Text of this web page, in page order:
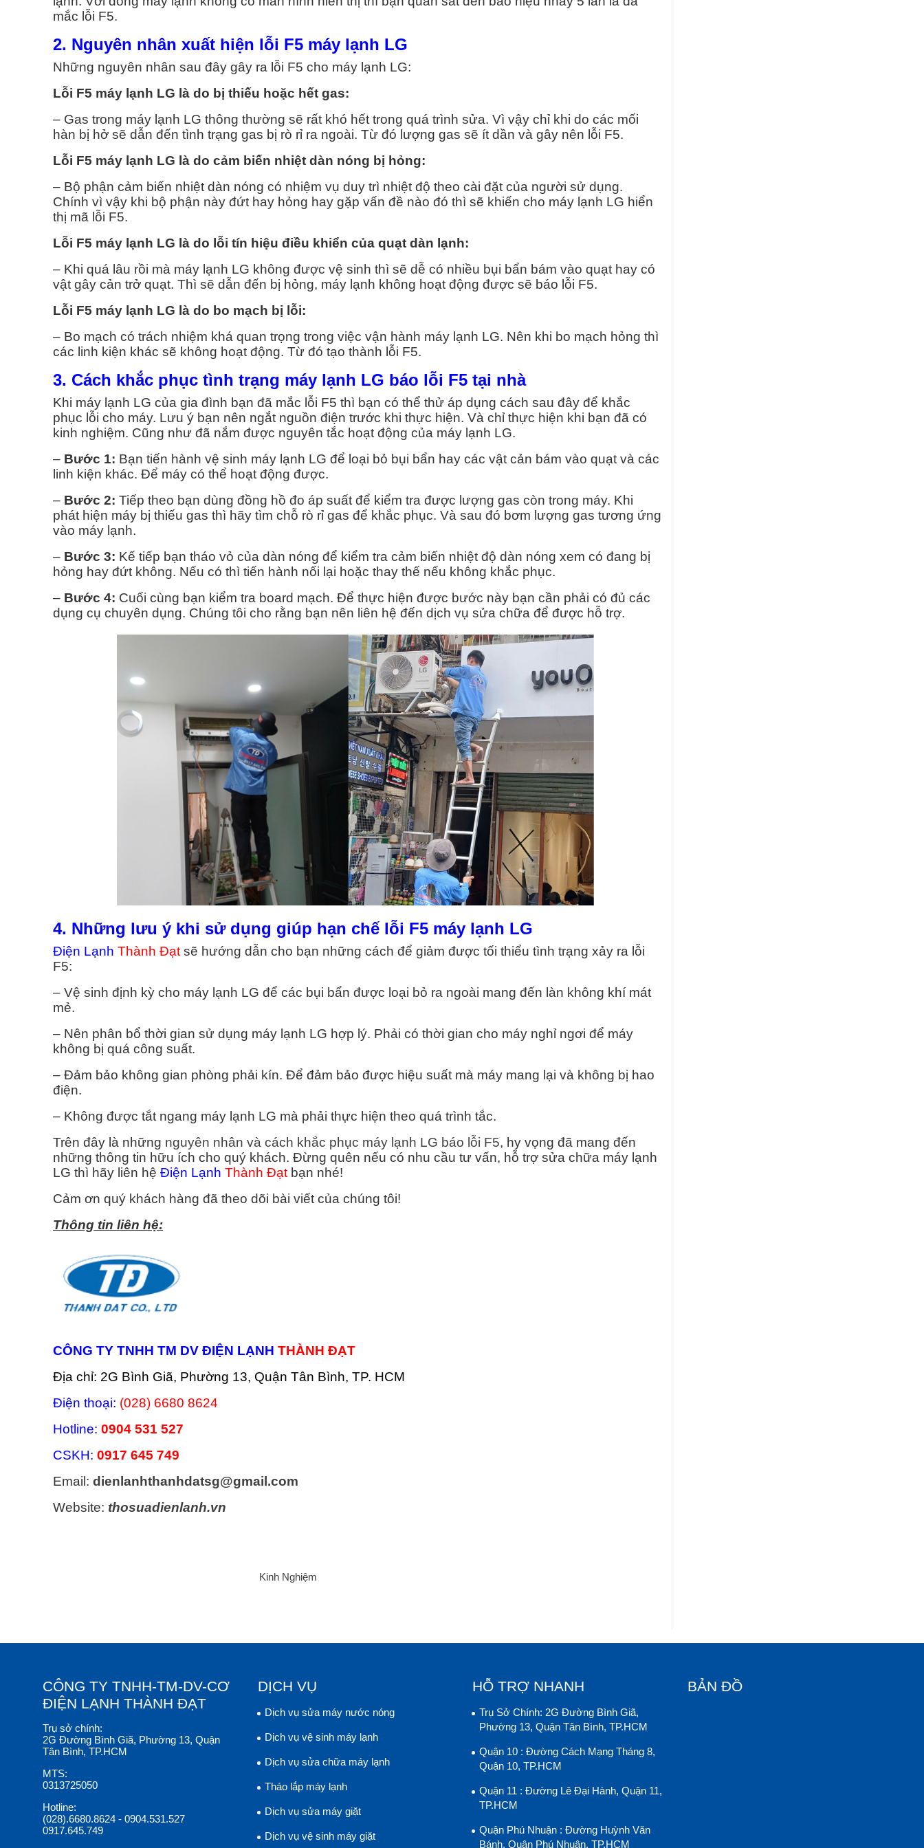
mắc lỗi F5.
2. Nguyên nhân xuất hiện lỗi F5 máy lạnh LG
Những nguyên nhân sau đây gây ra lỗi F5 cho máy lạnh LG:
Lỗi F5 máy lạnh LG là do bị thiếu hoặc hết gas:
– Gas trong máy lạnh LG thông thường sẽ rất khó hết trong quá trình sửa. Vì vậy chỉ khi do các mối
hàn bị hở sẽ dẫn đến tình trạng gas bị rò rỉ ra ngoài. Từ đó lượng gas sẽ ít dần và gây nên lỗi F5.
Lỗi F5 máy lạnh LG là do cảm biến nhiệt dàn nóng bị hỏng:
– Bộ phận cảm biến nhiệt dàn nóng có nhiệm vụ duy trì nhiệt độ theo cài đặt của người sử dụng.
Chính vì vậy khi bộ phận này đứt hay hỏng hay gặp vấn đề nào đó thì sẽ khiến cho máy lạnh LG hiển
thị mã lỗi F5.
Lỗi F5 máy lạnh LG là do lỗi tín hiệu điều khiển của quạt dàn lạnh:
– Khi quá lâu rồi mà máy lạnh LG không được vệ sinh thì sẽ dễ có nhiều bụi bẩn bám vào quạt hay có
vật gây cản trở quạt. Thì sẽ dẫn đến bị hỏng, máy lạnh không hoạt động được sẽ báo lỗi F5.
Lỗi F5 máy lạnh LG là do bo mạch bị lỗi:
– Bo mạch có trách nhiệm khá quan trọng trong việc vận hành máy lạnh LG. Nên khi bo mạch hỏng thì
các linh kiện khác sẽ không hoạt động. Từ đó tạo thành lỗi F5.
3. Cách khắc phục tình trạng máy lạnh LG báo lỗi F5 tại nhà
Khi máy lạnh LG của gia đình bạn đã mắc lỗi F5 thì bạn có thể thử áp dụng cách sau đây để khắc
phục lỗi cho máy. Lưu ý bạn nên ngắt nguồn điện trước khi thực hiện. Và chỉ thực hiện khi bạn đã có
kinh nghiệm. Cũng như đã nắm được nguyên tắc hoạt động của máy lạnh LG.
– Bước 1: Bạn tiến hành vệ sinh máy lạnh LG để loại bỏ bụi bẩn hay các vật cản bám vào quạt và các
linh kiện khác. Để máy có thể hoạt động được.
– Bước 2: Tiếp theo bạn dùng đồng hồ đo áp suất để kiểm tra được lượng gas còn trong máy. Khi
phát hiện máy bị thiếu gas thì hãy tìm chỗ rò rỉ gas để khắc phục. Và sau đó bơm lượng gas tương ứng
vào máy lạnh.
– Bước 3: Kế tiếp bạn tháo vỏ của dàn nóng để kiểm tra cảm biến nhiệt độ dàn nóng xem có đang bị
hỏng hay đứt không. Nếu có thì tiến hành nối lại hoặc thay thế nếu không khắc phục.
– Bước 4: Cuối cùng bạn kiểm tra board mạch. Để thực hiện được bước này bạn cần phải có đủ các
dụng cụ chuyên dụng. Chúng tôi cho rằng bạn nên liên hệ đến dịch vụ sửa chữa để được hỗ trợ.
4. Những lưu ý khi sử dụng giúp hạn chế lỗi F5 máy lạnh LG
Điện Lạnh Thành Đạt sẽ hướng dẫn cho bạn những cách để giảm được tối thiểu tình trạng xảy ra lỗi
F5:
– Vệ sinh định kỳ cho máy lạnh LG để các bụi bẩn được loại bỏ ra ngoài mang đến làn không khí mát
mẻ.
– Nên phân bổ thời gian sử dụng máy lạnh LG hợp lý. Phải có thời gian cho máy nghỉ ngơi để máy
không bị quá công suất.
– Đảm bảo không gian phòng phải kín. Để đảm bảo được hiệu suất mà máy mang lại và không bị hao
điện.
– Không được tắt ngang máy lạnh LG mà phải thực hiện theo quá trình tắc.
Trên đây là những nguyên nhân và cách khắc phục máy lạnh LG báo lỗi F5, hy vọng đã mang đến
những thông tin hữu ích cho quý khách. Đừng quên nếu có nhu cầu tư vấn, hỗ trợ sửa chữa máy lạnh
LG thì hãy liên hệ Điện Lạnh Thành Đạt bạn nhé!
Cảm ơn quý khách hàng đã theo dõi bài viết của chúng tôi!
Thông tin liên hệ:
CÔNG TY TNHH TM DV ĐIỆN LẠNH THÀNH ĐẠT
Địa chỉ: 2G Bình Giã, Phường 13, Quận Tân Bình, TP. HCM
Điện thoại: (028) 6680 8624
Hotline: 0904 531 527
CSKH: 0917 645 749
Email: dienlanhthanhdatsg@gmail.com
Website: thosuadienlanh.vn
Kinh Nghiệm
CÔNG TY TNHH-TM-DV-CƠ
ĐIỆN LẠNH THÀNH ĐẠT
Trụ sở chính:
2G Đường Bình Giã, Phường 13, Quận
Tân Bình, TP.HCM
MTS:
0313725050
Hotline:
(028).6680.8624 - 0904.531.527
0917.645.749
DỊCH VỤ
Dịch vụ sửa máy nước nóng
Dịch vụ vệ sinh máy lạnh
Dịch vụ sửa chữa máy lạnh
Tháo lắp máy lạnh
Dịch vụ sửa máy giặt
Dịch vụ vệ sinh máy giặt
HỖ TRỢ NHANH
Trụ Sở Chính: 2G Đường Bình Giã,
Phường 13, Quận Tân Bình, TP.HCM
Quận 10 : Đường Cách Mạng Tháng 8,
Quận 10, TP.HCM
Quận 11 : Đường Lê Đại Hành, Quận 11,
TP.HCM
Quận Phú Nhuận : Đường Huỳnh Văn
Bánh, Quận Phú Nhuận, TP.HCM
BẢN ĐỒ
VỤ VỆ SINH MÁY GIẶT
Sinh Máy Giặt Quận 1
Sinh Máy Giặt Quận 3
Sinh Máy Giặt Quận 5
Sinh Máy Giặt Quận 6
Sinh Máy Giặt Quận 7
Tất Cả >>
DỊCH VỤ SỬA MÁY NƯỚC NÓNG
Sửa Máy Nước Nóng Quận 1
Sửa Máy Nước Nóng Quận 3
Sửa Máy Nước Nóng Quận 5
Sửa Máy Nước Nóng Quận 7
Xem Tất Cả >>